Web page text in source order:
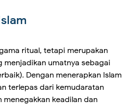
ritual, tetapi merupakan
menjadikan umatnya sebagai
Dengan menerapkan Islam
terlepas dari kemudaratan
menegakkan keadilan dan